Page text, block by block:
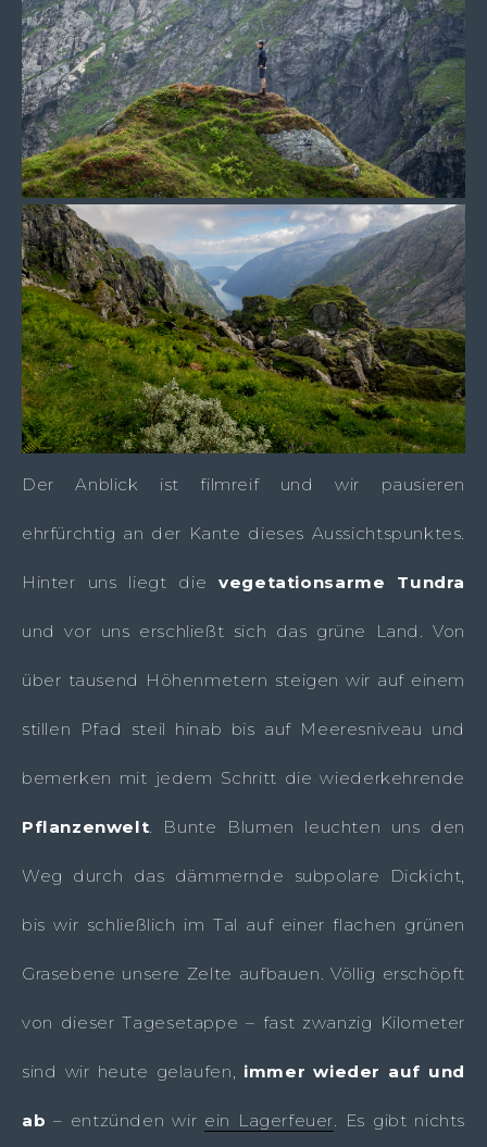
Der Anblick ist filmreif und wir pausieren
ehrfürchtig an der Kante dieses Aussichtspunktes.
Hinter uns liegt dievegetationsarme Tundra
und vor uns erschließt sich das grüne Land. Von
über tausend Höhenmetern steigen wir auf einem
stillen Pfad steil hinab bis auf Meeresniveau und
bemerken mit jedem Schritt die wiederkehrende
Pflanzenwelt. Bunte Blumen leuchten uns den
Weg durch das dämmernde subpolare Dickicht,
bis wir schließlich im Tal auf einer flachen grünen
Grasebene unsere Zelte aufbauen. Völlig erschöpft
von dieser Tagesetappe – fast zwanzig Kilometer
sind wir heute gelaufen, immer wieder auf und
ab – entzünden wir ein Lagerfeuer. Es gibt nichts